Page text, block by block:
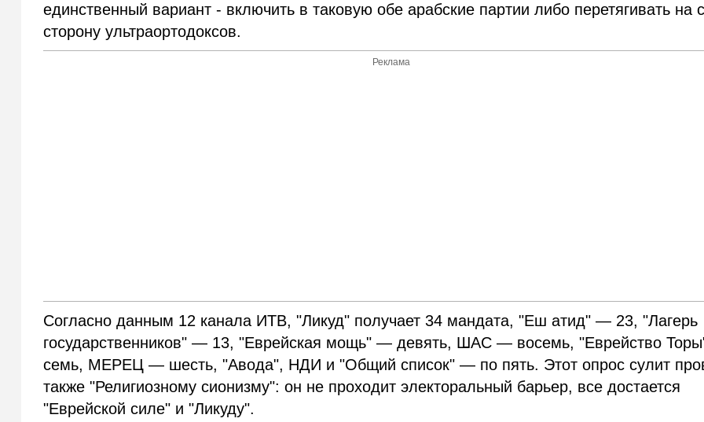
единственный вариант - включить в таковую обе арабские партии либо перетягивать на
сторону ультраортодоксов.
Реклама
Согласно данным 12 канала ИТВ, "Ликуд" получает 34 мандата, "Еш атид" — 23, "Лагерь
государственников" — 13, "Еврейская мощь" — девять, ШАС — восемь, "Еврейство
семь, МЕРЕЦ — шесть, "Авода", НДИ и "Общий список" — по пять. Этот опрос сулит
также "Религиозному сионизму": он не проходит электоральный барьер, все достается
"Еврейской силе" и "Ликуду".